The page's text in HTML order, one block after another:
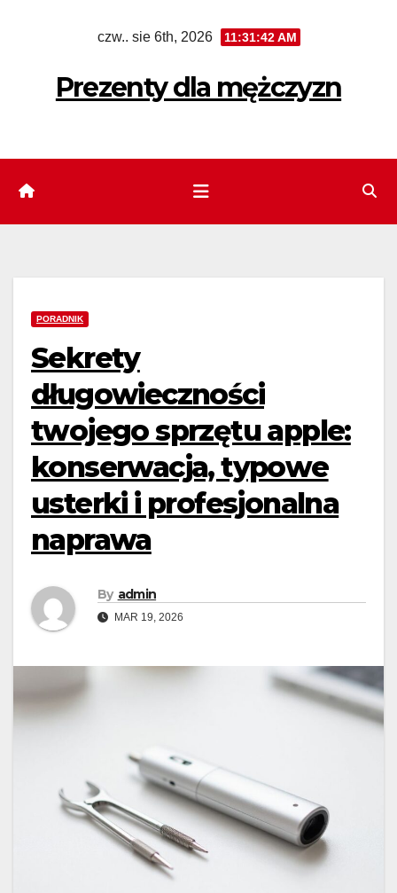
czw.. sie 6th, 2026 11:31:43 AM
Prezenty dla mężczyzn
PORADNIK
Sekrety
długowieczności
twojego sprzętu apple:
konserwacja, typowe
usterki i profesjonalna
naprawa
By admin
MAR 19, 2026